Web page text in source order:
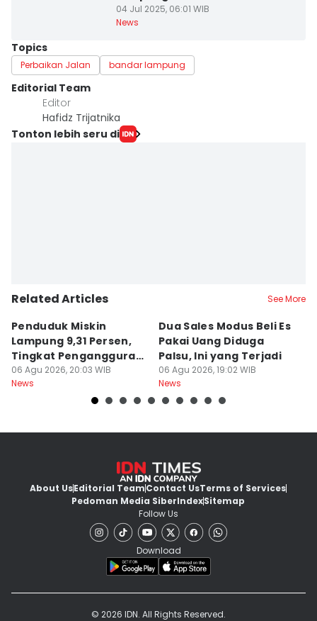
04 Jul 2025, 06:01 WIB
News
Topics
Perbaikan Jalan bandar lampung
Editorial Team
Editor
Hafidz Trijatnika
Tonton lebih seru di
Related Articles See More
Penduduk Miskin
Lampung 9,31 Persen,
Tingkat Pengangguran
Terbuka Naik
06 Agu 2026, 20:03 WIB
News
Dua Sales Modus Beli Es
Pakai Uang Diduga
Palsu, Ini yang Terjadi
06 Agu 2026, 19:02 WIB
News
About UsEditorial TeamContact UsTerms of Services
Pedoman Media SiberIndexSitemap
Follow Us
Download
© 2026 IDN. All Rights Reserved.